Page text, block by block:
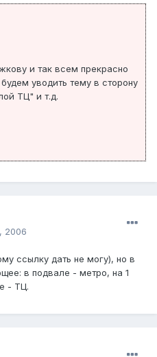
и так всем прекрасно
уводить тему в сторону
ТЦ" и т.д.
2006
ссылку дать не могу), но в
в подвале - метро, на 1
- ТЦ.